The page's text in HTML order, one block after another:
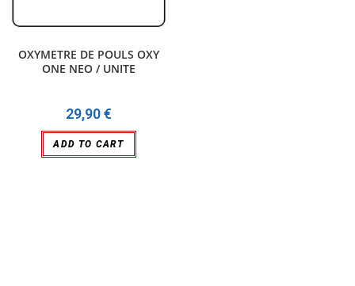
OXYMETRE DE POULS OXY
ONE NEO / UNITE
29,90€
ADD TO CART